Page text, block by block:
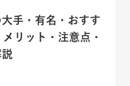
手・有名・おすす
リット・注意点・